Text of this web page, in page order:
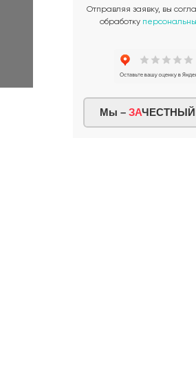
Отправляя заявку, вы
обработку
Мы – ЗА